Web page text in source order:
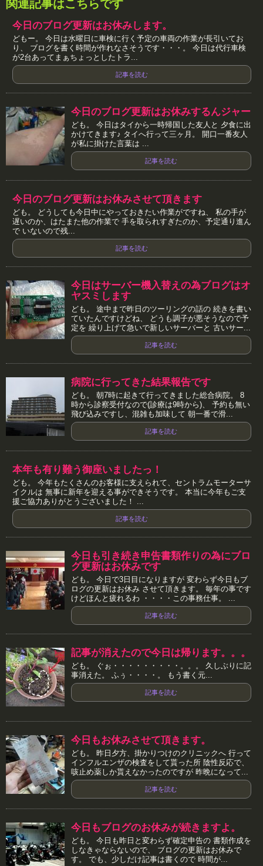
関連記事はこちらです
今日のブログ更新はお休みします。
どもー。 今日は水曜日に車検に行く予定の車両の作業が長引いてお
り、 ブログを書く時間が作れなさそうです・・・。 今日は代行車検
が2台あってまぁちょっとしたトラ...
記事を読む
今日のブログ更新はお休みするんジャー
ども。 今日はタイから一時帰国した友人と 夕食に出
かけてきます♪ タイへ行って三ヶ月。 開口一番友人
が私に掛けた言葉は ...
記事を読む
今日のブログ更新はお休みさせて頂きます
ども。 どうしても今日中にやっておきたい作業がですね、 私の手が
遅いのか、はたまた他の作業で 手を取られすぎたのか、予定通り進ん
で いないので残...
記事を読む
今日はサーバー機入替えの為ブログはオ
ヤスミします
ども。 途中まで昨日のツーリングの話の 続きを書い
ていたんですけどね、 どうも調子が悪そうなので予
定を 繰り上げて急いで新しいサーバーと 古いサー...
記事を読む
病院に行ってきた結果報告です
ども。 朝7時に起きて行ってきました総合病院。 8
時から診察受付なので(診療は9時から)、 予約も無い
飛び込みですし、混雑も加味して 朝一番で滑...
記事を読む
本年も有り難う御座いましたっ！
ども。 今年もたくさんのお客様に支えられて、セントラムモーターサ
イクルは 無事に新年を迎える事ができそうです。 本当に今年もご支
援ご協力ありがとうございました！ ...
記事を読む
今日も引き続き申告書類作りの為にブロ
グ更新はお休みです
ども。 今日で3日目になりますが 変わらず今日もブ
ログの更新はお休み させて頂きます。 毎年の事です
けどほんと疲れるわ ・・・・この事務仕事。 ...
記事を読む
記事が消えたので今日は帰ります。。。
ども。 ぐぉ・・・・・・・・・。。。 久しぶりに記
事消えた。 ふぅ・・・・。 もう書く元...
記事を読む
今日もお休みさせて頂きます。
ども。 昨日夕方、掛かりつけのクリニックへ 行って
インフルエンザの検査をして貰った所 陰性反応で、
咳止め薬しか貰えなかったのですが 昨晩になって...
記事を読む
今日もブログのお休みが続きますよ。
ども。 今日も昨日と変わらず確定申告の 書類作成を
しなきゃならないので、 ブログの更新はお休みで
す。 でも、少しだけ記事は書くので 時間が...